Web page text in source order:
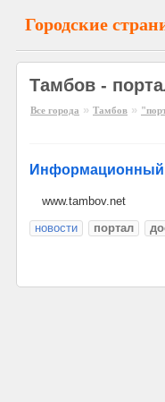
Городские
Тамбов -
Все города » Тамбов »
Информационный
www.tambov.net
новости
портал